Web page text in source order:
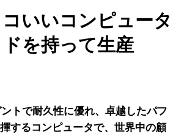
いいコンピュータ
を持って生産
トで耐久性に優れ、卓越したパフ
するコンピュータで、世界中の顧